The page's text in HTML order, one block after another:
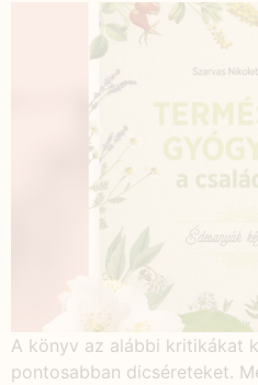
A könyv az alábbi kritikákat
pontosabban dicséreteket.